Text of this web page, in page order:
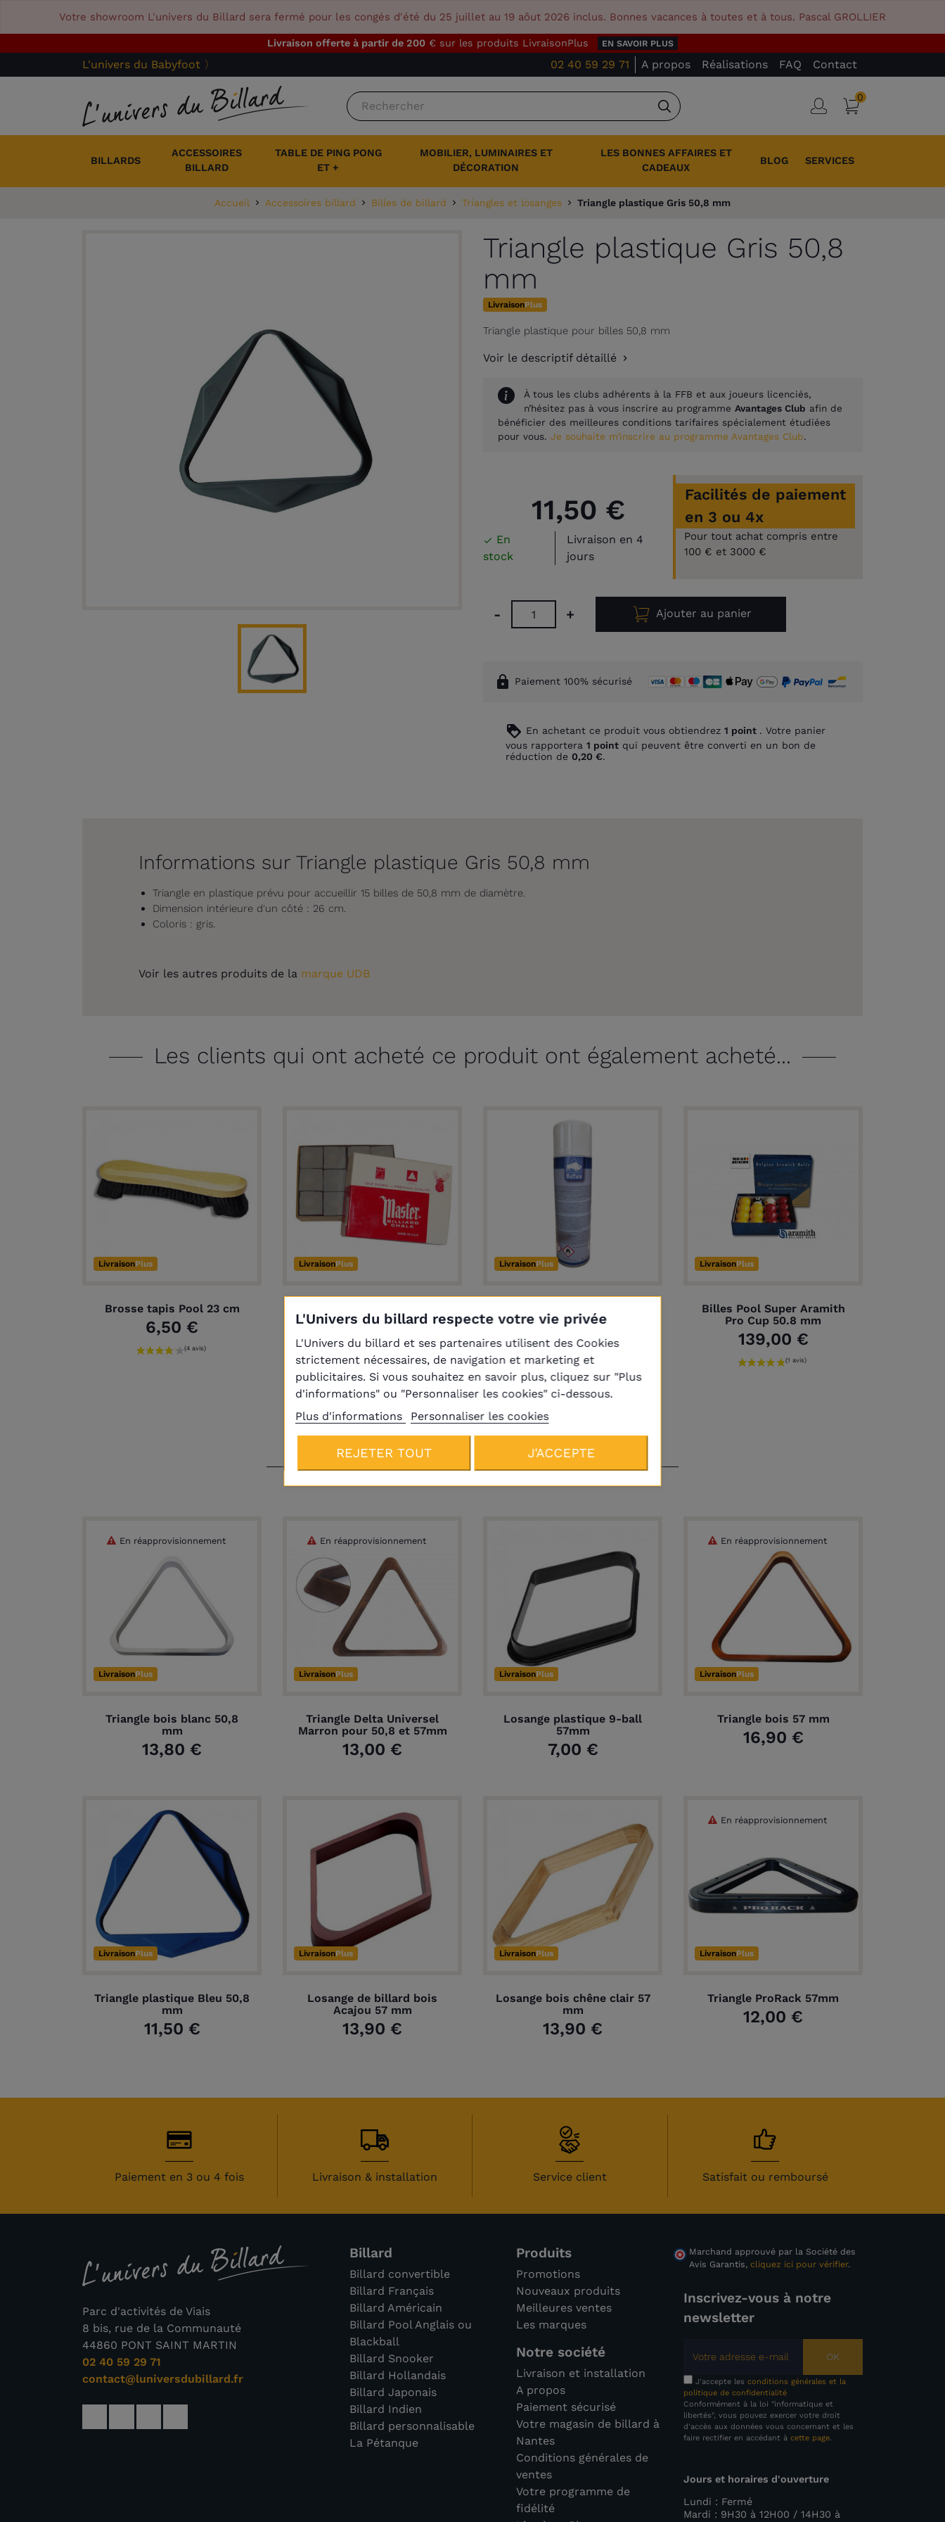
Votre showroom L'univers du Billard sera fermé pour les congés d'été du 25 juillet au 19 aôut 2026 inclus. Bonnes vacances à toutes et à tous. Pascal GROLLIER
Livraison offerte à partir de 200 € sur les produits LivraisonPlus EN SAVOIR PLUS
L'univers du Babyfoot 〉 02 40 59 29 71 A propos Réalisations FAQ Contact
Rechercher
Connexion
Panier
0
BILLARDS
ACCESSOIRES
BILLARD
TABLE DE PING PONG
ET +
MOBILIER, LUMINAIRES ET
DÉCORATION
LES BONNES AFFAIRES ET
CADEAUX
BLOG SERVICES
Accueil Accessoires billard Billes de billard Triangles et losanges Triangle plastique Gris 50,8 mm
Triangle plastique Gris 50,8
mm
LivraisonPlus
Triangle plastique pour billes 50,8 mm
Voir le descriptif détaillé
À tous les clubs adhérents à la FFB et aux joueurs licenciés,
n’hésitez pas à vous inscrire au programme Avantages Club afin de
bénéficier des meilleures conditions tarifaires spécialement étudiées
pour vous. Je souhaite m’inscrire au programme Avantages Club.
11,50 €
 En
stock
Livraison en 4
jours
Facilités de paiement
en 3 ou 4x
Pour tout achat compris entre
100 € et 3000 €
- + Ajouter au panier
lock Paiement 100% sécurisé
loyalty En achetant ce produit vous obtiendrez 1 point . Votre panier
vous rapportera 1 point qui peuvent être converti en un bon de
réduction de 0,20 €.
Informations sur Triangle plastique Gris 50,8 mm
Triangle en plastique prévu pour accueillir 15 billes de 50,8 mm de diamètre.
Dimension intérieure d'un côté : 26 cm.
Coloris : gris.
Voir les autres produits de la marque UDB
Les clients qui ont acheté ce produit ont également acheté...
LivraisonPlus
Brosse tapis Pool 23 cm
6,50 €
LivraisonPlus
grise
9,40 €
LivraisonPlus
14,40 €
LivraisonPlus
Billes Pool Super Aramith
Pro Cup 50.8 mm
139,00 €
Produits de la même catégorie
LivraisonPlus
Triangle bois blanc 50,8
mm
13,80 €
En réapprovisionnement
LivraisonPlus
Triangle Delta Universel
Marron pour 50,8 et 57mm
13,00 €
En réapprovisionnement
LivraisonPlus
Losange plastique 9-ball
57mm
7,00 €
LivraisonPlus
Triangle bois 57 mm
16,90 €
En réapprovisionnement
LivraisonPlus
Triangle plastique Bleu 50,8
mm
11,50 €
LivraisonPlus
Losange de billard bois
Acajou 57 mm
13,90 €
LivraisonPlus
Losange bois chêne clair 57
mm
13,90 €
LivraisonPlus
Triangle ProRack 57mm
12,00 €
En réapprovisionnement
Paiement en 3 ou 4 fois Livraison & installation Service client Satisfait ou remboursé
Parc d'activités de Viais
8 bis, rue de la Communauté
44860 PONT SAINT MARTIN
02 40 59 29 71
contact@luniversdubillard.fr
Billard
Billard convertible
Billard Français
Billard Américain
Billard Pool Anglais ou
Blackball
Billard Snooker
Billard Hollandais
Billard Japonais
Billard Indien
Billard personnalisable
La Pétanque
Produits
Promotions
Nouveaux produits
Meilleures ventes
Les marques
Notre société
Livraison et installation
A propos
Paiement sécurisé
Votre magasin de billard à
Nantes
Conditions générales de
ventes
Votre programme de
fidélité
Marchand approuvé par la Société des
Avis Garantis, cliquez ici pour vérifier.
L'Univers du billard respecte votre vie privée
L'Univers du billard et ses partenaires utilisent des Cookies
strictement nécessaires, de navigation et marketing et
publicitaires. Si vous souhaitez en savoir plus, cliquez sur "Plus
d'informations" ou "Personnaliser les cookies" ci-dessous.
Plus d'informations
Personnaliser les cookies
REJETER TOUT J'ACCEPTE
Inscrivez-vous à notre
newsletter
OK
J'accepte les conditions générales et la
politique de confidentialité
Conformément à la loi "informatique et
libertés", vous pouvez exercer votre droit
d'accès aux données vous concernant et les
faire rectifier en accédant à cette page.
Jours et horaires d'ouverture
Lundi : Fermé
Mardi : 9H30 à 12H00 / 14H30 à